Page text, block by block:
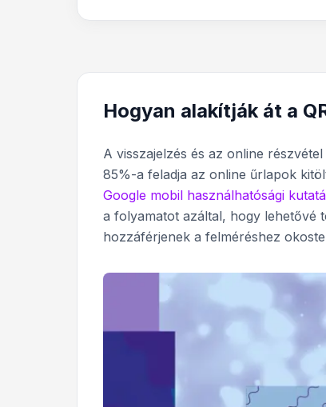
Hogyan alakítják át a
A visszajelzés és az online
85%-a feladja az online űrlapok
Google mobil használhatósági
a folyamatot azáltal, hogy lehetővé
hozzáférjenek a felméréshez